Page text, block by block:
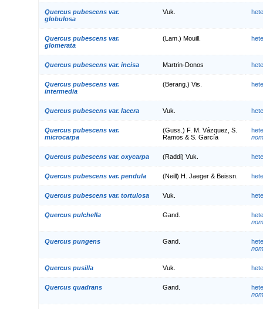
Quercus pubescens var.
globulosa
Vuk.
Quercus pubescens var.
glomerata
(Lam.) Mouill.
Quercus pubescens var. incisa Martrin-Donos
Quercus pubescens var.
intermedia
(Berang.) Vis.
Quercus pubescens var. lacera Vuk.
Quercus pubescens var.
microcarpa
(Guss.) F. M. Vázquez, S.
Ramos & S. García
Quercus pubescens var. oxycarpa (Raddi) Vuk.
Quercus pubescens var. pendula (Neill) H. Jaeger & Beissn.
Quercus pubescens var. tortulosa Vuk.
Quercus pulchella Gand.
Quercus pungens Gand.
Quercus pusilla Vuk.
Quercus quadrans Gand.